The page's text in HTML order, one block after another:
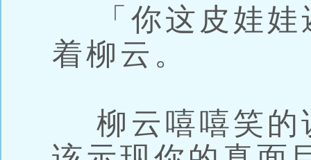
「你这皮娃娃
着柳云。
柳云嘻嘻笑的